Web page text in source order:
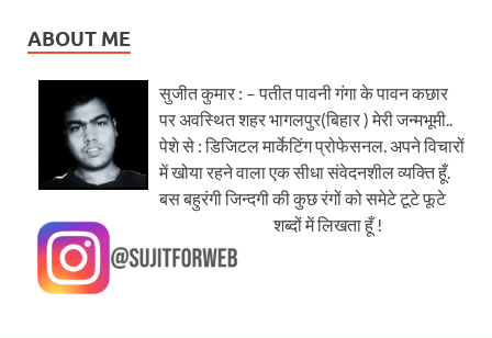
ABOUT ME
सुजीत कुमार : – पतीत पावनी गंगा के पावन कछार
पर अवस्थित शहर भागलपुर(बिहार ) मेरी जन्मभूमी..
पेशे से : डिजिटल मार्केटिंग प्रोफेसनल. अपने विचारों
में खोया रहने वाला एक सीधा संवेदनशील व्यक्ति हूँ.
बस बहुरंगी जिन्दगी की कुछ रंगों को समेटे टूटे फूटे
शब्दों में लिखता हूँ !